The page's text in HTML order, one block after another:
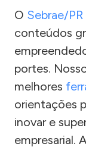
O Sebrae/PR
conteúdos
portes.
melhores
orientações
inovar e
empresarial.